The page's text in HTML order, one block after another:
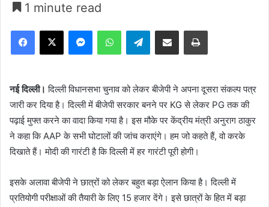
1 minute read
Facebook
X MessengerWhatsAppTelegramShare via Email Print
नई दिल्ली। दिल्ली विधानसभा चुनाव को लेकर बीजेपी ने अपना दूसरा संकल्प पत्र
जारी कर दिया है। दिल्ली में बीजेपी सरकार बनने पर KG से लेकर PG तक की
पढ़ाई मुफ्त करने का वादा किया गया है। इस मौके पर केंद्रीय मंत्री अनुराग ठाकुर
ने कहा कि AAP के सभी घोटालों की जांच कराएंगे। हम जो कहते हैं, वो करके
दिखाते हैं। मोदी की गारंटी है कि दिल्ली में हर गारंटी पूरी होगी।
इसके अलावा बीजेपी ने छात्रों को लेकर बहुत बड़ा ऐलान किया है। दिल्ली में
प्रतियोगी परीक्षाओं की तैयारी के लिए 15 हजार देंगे। इसे छात्रों के हित में बड़ा